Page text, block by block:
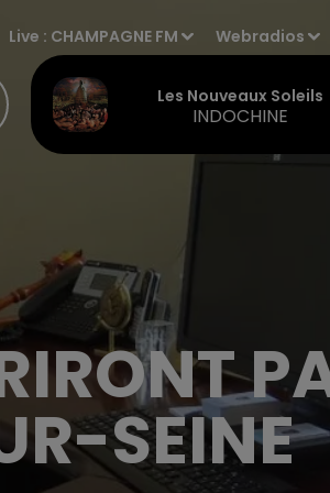
Live : CHAMPAGNE FM Webradios
Les Nouveaux Soleils
INDOCHINE
SEINE